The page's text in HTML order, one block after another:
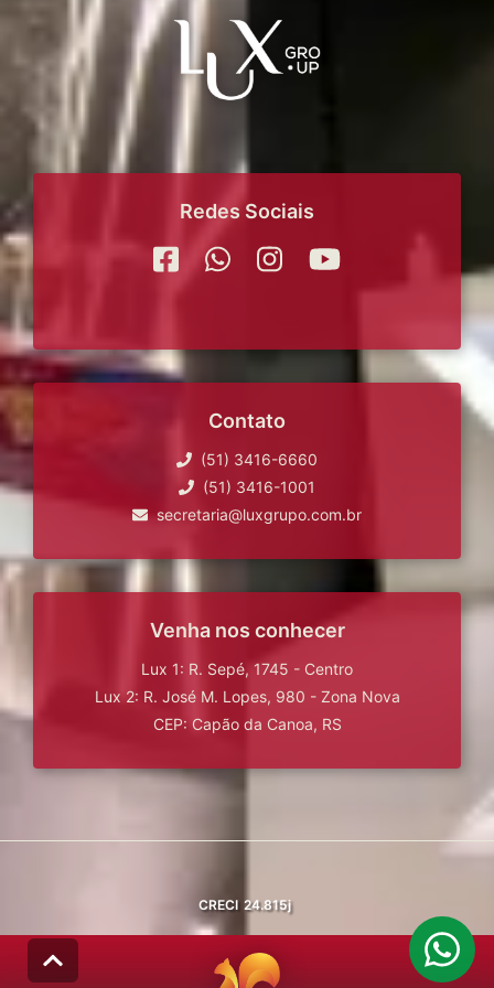
Redes Sociais
Contato
(51) 3416-6660
(51) 3416-1001
secretaria@luxgrupo.com.br
Venha nos conhecer
Lux 1: R. Sepé, 1745 - Centro
Lux 2: R. José M. Lopes, 980 - Zona Nova
CEP: Capão da Canoa, RS
CRECI 24.815j